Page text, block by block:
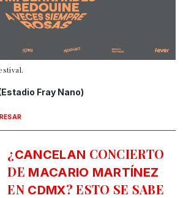
Fray Nano)
¿ CANCELAN CONCIERTO
DE MACARIO MARTÍNEZ
EN CDMX? ESTO SE SABE